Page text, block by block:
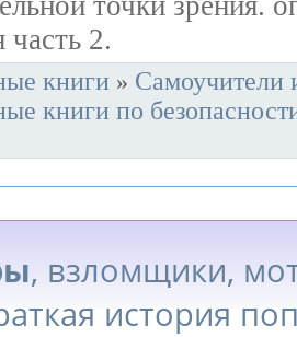
2.
книги » Самоучители
книги по
, взломщики,
история